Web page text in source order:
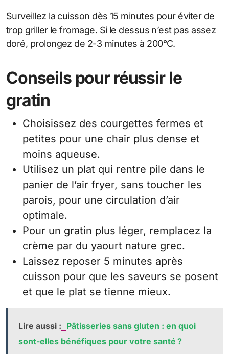
Surveillez la cuisson dès 15 minutes pour éviter de
trop griller le fromage. Si le dessus n’est pas assez
doré, prolongez de 2-3 minutes à 200°C.
Conseils pour réussir le
gratin
Choisissez des courgettes fermes et
petites pour une chair plus dense et
moins aqueuse.
Utilisez un plat qui rentre pile dans le
panier de l’air fryer, sans toucher les
parois, pour une circulation d’air
optimale.
Pour un gratin plus léger, remplacez la
crème par du yaourt nature grec.
Laissez reposer 5 minutes après
cuisson pour que les saveurs se posent
et que le plat se tienne mieux.
Lire aussi : Pâtisseries sans gluten : en quoi
sont-elles bénéfiques pour votre santé ?